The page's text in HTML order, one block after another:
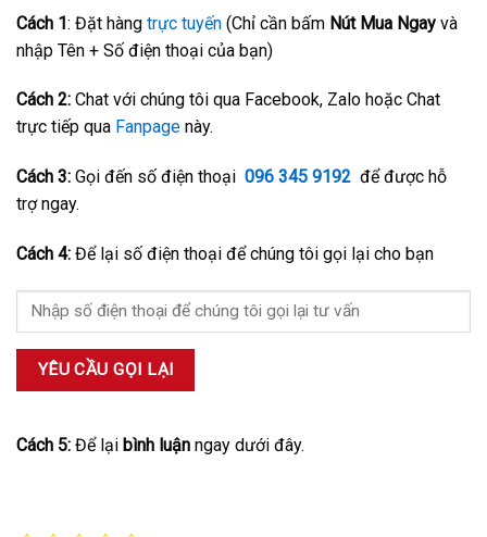
Cách 1: Đặt hàng trực tuyến (Chỉ cần bấm Nút Mua Ngay và
nhập Tên + Số điện thoại của bạn)
Cách 2: Chat với chúng tôi qua Facebook, Zalo hoặc Chat
trực tiếp qua Fanpage này.
Cách 3: Gọi đến số điện thoại 096 345 9192 để được hỗ
trợ ngay.
Cách 4: Để lại số điện thoại để chúng tôi gọi lại cho bạn
Cách 5: Để lại bình luận ngay dưới đây.